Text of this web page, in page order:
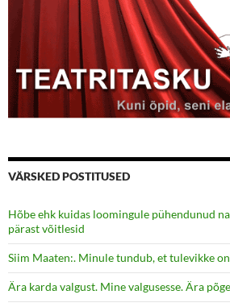
VÄRSKED POSTITUSED
Hõbe ehk kuidas loomingule pühendunud
pärast võitlesid
Siim Maaten:. Minule tundub, et tulevikke
Ära karda valgust. Mine valgusesse. Ära